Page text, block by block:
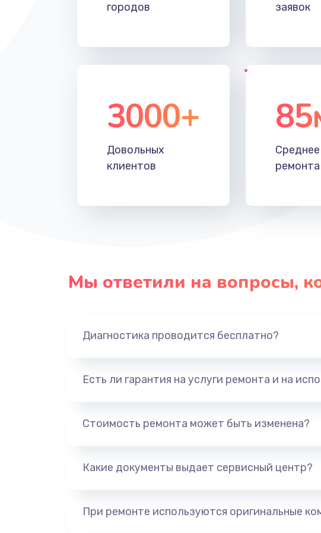
городов
заявок
3000+
Довольных
клиентов
ремонта
Мы ответили на вопросы,
Диагностика проводится бесплатно?
Есть ли гарантия на услуги ремонта и на
Стоимость ремонта может быть изменена?
Какие документы выдает сервисный центр?
При ремонте используются оригинальные